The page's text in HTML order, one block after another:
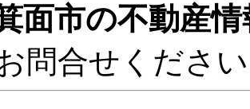
面市の不動産
問合せくださ